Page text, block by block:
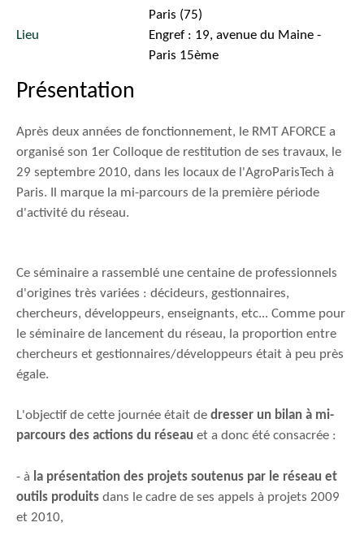
Lieu
Paris (75)
Engref : 19, avenue du Maine -
Paris 15ème
Présentation
Après deux années de fonctionnement, le RMT AFORCE a
organisé son 1er Colloque de restitution de ses travaux, le
29 septembre 2010, dans les locaux de l'AgroParisTech à
Paris. Il marque la mi-parcours de la première période
d'activité du réseau.
Ce séminaire a rassemblé une centaine de professionnels
d'origines très variées : décideurs, gestionnaires,
chercheurs, développeurs, enseignants, etc... Comme pour
le séminaire de lancement du réseau, la proportion entre
chercheurs et gestionnaires/développeurs était à peu près
égale.
L'objectif de cette journée était de dresser un bilan à mi-
parcours des actions du réseau et a donc été consacrée :
- à la présentation des projets soutenus par le réseau et
outils produits dans le cadre de ses appels à projets 2009
et 2010,